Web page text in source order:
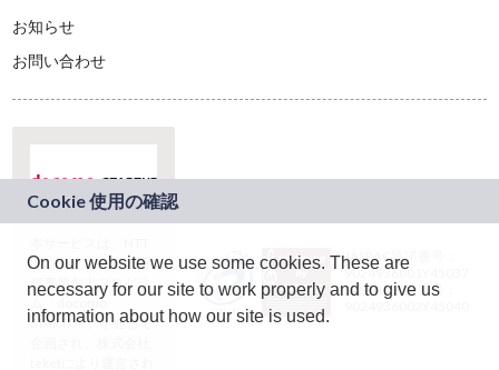
お知らせ
お問い合わせ
ドコモグループの新
規事業創出プログラ
ム「docomo
STARTUP」を通じて
JASRAC許諾番号：
9024936001Y45037
JASRAC許諾番号：
On our website we use some cookies. These are
necessary for our site to work properly and to give us
information about how our site is used.